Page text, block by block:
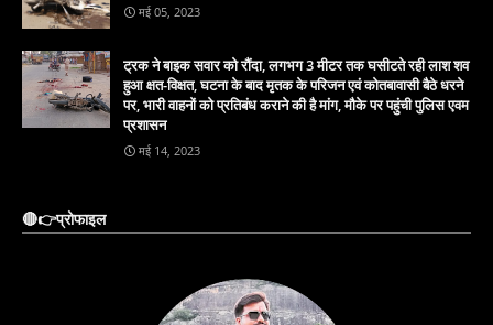
मई 05, 2023
ट्रक ने बाइक सवार को रौंदा, लगभग 3 मीटर तक घसीटते रही लाश शव
हुआ क्षत-विक्षत, घटना के बाद मृतक के परिजन एवं कोतबावासी बैठे धरने
पर, भारी वाहनों को प्रतिबंध कराने की है मांग, मौके पर पहुंची पुलिस एवम
प्रशासन
मई 14, 2023
🔴👉प्रोफाइल